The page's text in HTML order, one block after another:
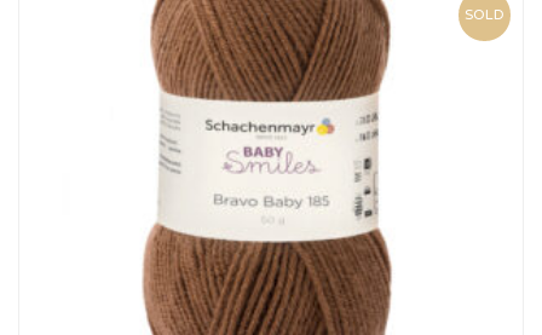
SOLD